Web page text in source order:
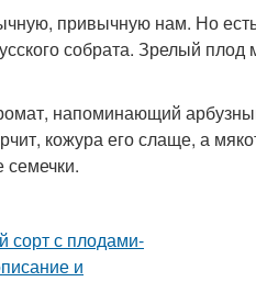
привычную нам. Но
собрата. Зрелый плод
напоминающий
кожура его слаще, а
семечки.